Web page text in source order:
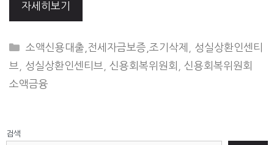
자세히보기
CATEGORIES
소액신용대출,전세자금보증,조기삭제
성실상환인센티
브
성실상환인센티브 신용회복위원회
신용회복위원회
소액금융
검색